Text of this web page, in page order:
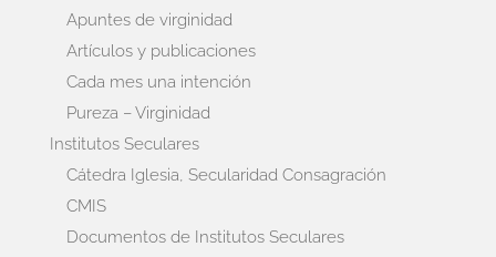
Apuntes de virginidad
Artículos y publicaciones
Cada mes una intención
Pureza – Virginidad
Institutos Seculares
Cátedra Iglesia, Secularidad Consagración
CMIS
Documentos de Institutos Seculares